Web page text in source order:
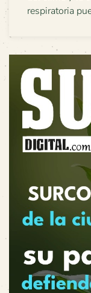
respiratoria